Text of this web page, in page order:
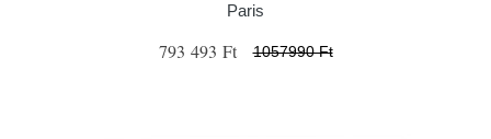
Paris
793 493 Ft 1057990 Ft